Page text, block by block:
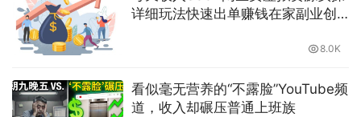
详细玩法快速出单赚钱在家副业创
8.0K
看似毫无营养的“不露脸”YouTube频
道，收入却碾压普通上班族